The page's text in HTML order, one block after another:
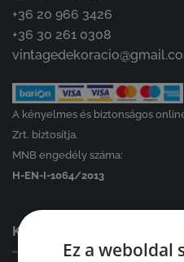
+36 20 966 3426
+36 30 261 0308
A kényelmes és biztonságos
Zrt. biztosítja.
MNB engedély száma:
H-EN-I-1064/2013
KATEGÓRIÁINK ⤵
Ez a weboldal